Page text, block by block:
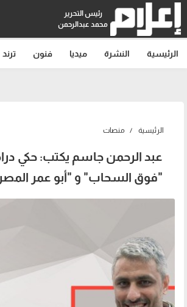
رئيس التحرير
محمد عبدالرحمن
الرئيسية النشرة ميديا فنون ترند
الرئيسية منصات
"فوق السحاب" و "أبو عمر